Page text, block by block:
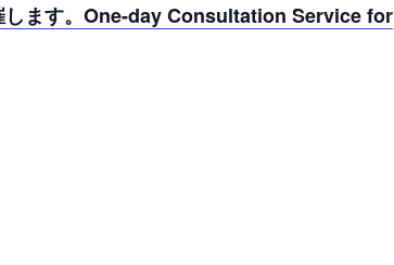
ます。 One-day Consultation Service for